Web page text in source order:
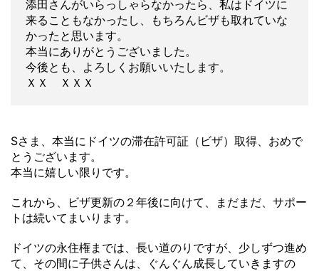
添田さんがいらっしゃらなかったら、私はドイツに
来ることもなかったし、もちろんビザも取れていな
かったと思います。
本当にありがとうございました。
今後とも、よろしくお願いいたします。
ＸＸ ＸＸＸ
Sさま、本当にドイツの滞在許可証（ビザ）取得、おめで
とうございます。
本当に嬉しい限りです。
これから、ビザ更新の２年後に向けて、まだまだ、サポー
トは続いてまいります。
ドイツの永住権までは、長い道のりですが、少しずつ進め
て、その間に子供さんは、ぐんぐん成長していきますの